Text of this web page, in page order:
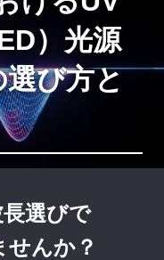
）光源
び方と
選びで
せんか？